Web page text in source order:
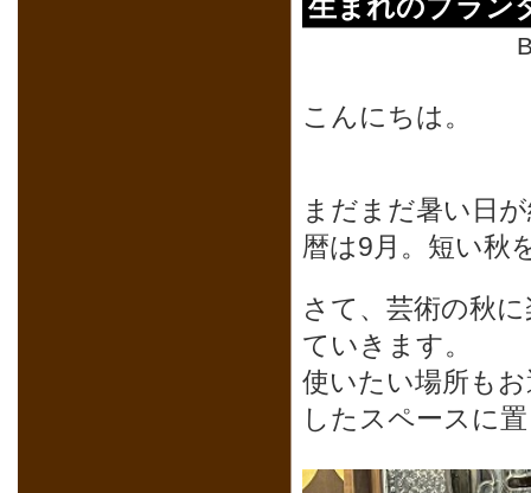
生まれのプラン
こんにちは。
まだまだ暑い日
暦は9月。短い秋
さて、芸術の秋
ていきます。
使いたい場所も
したスペースに